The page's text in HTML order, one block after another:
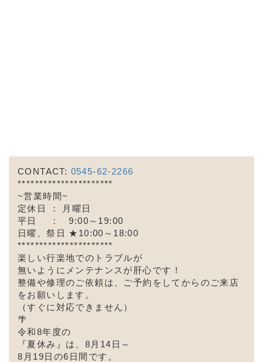
CONTACT: 0545-62-2266
**********************
~営業時間~
定休日 ： 月曜日
平日 ： 9:00～19:00
日曜、祭日 ★10:00～18:00
**********************
楽しい行楽地でのトラブルが
無いようにメンテナンスが 肝心です！
整備や修理のご依頼は、ご予約をしてからのご来店
をお願いします。
（すぐに対応できません）
🌴
令和8年度の
『夏休み』は、8 月14日～
8月19日の6日間です。